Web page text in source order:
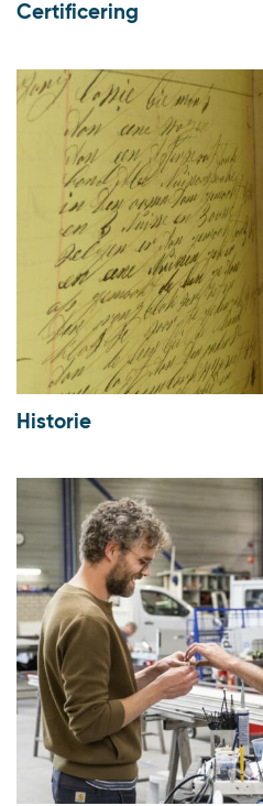
Certificering
Historie